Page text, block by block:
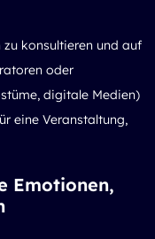
konsultieren und auf
oder
digitale Medien)
eine Veranstaltung,
Emotionen,